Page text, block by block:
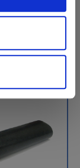
+VAT
Buy